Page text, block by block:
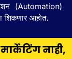
(Automation)
आहोत.
नाही,